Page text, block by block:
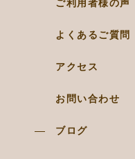
ご利用者様の声
よくあるご質問
アクセス
お問い合わせ
ブログ